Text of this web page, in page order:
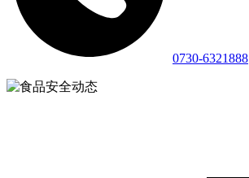
0730-6321888